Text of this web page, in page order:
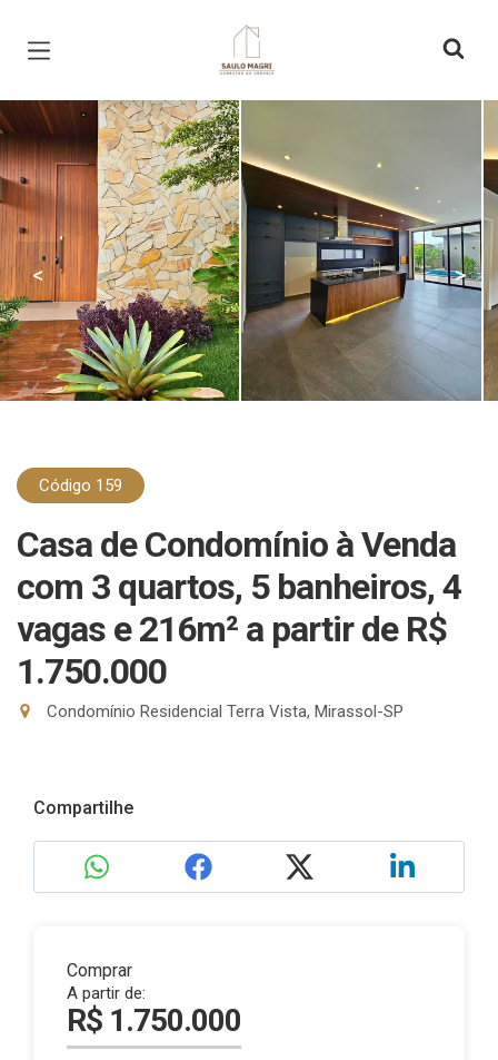
Página inicial
< >
Código 159
Casa de Condomínio à Venda
com 3 quartos, 5 banheiros, 4
vagas e 216m² a partir de R$
1.750.000
Condomínio Residencial Terra Vista, Mirassol-SP
Compartilhe
Comprar
A partir de:
R$ 1.750.000